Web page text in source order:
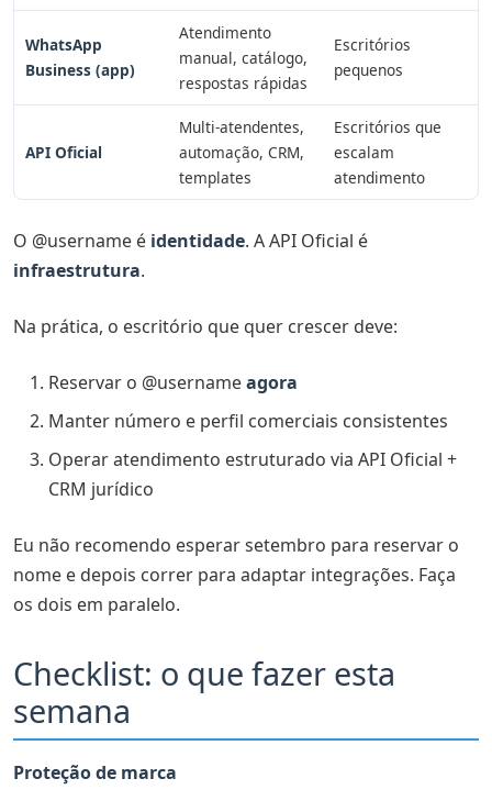
WhatsApp
Business (app)
Atendimento
manual, catálogo,
respostas rápidas
Escritórios
pequenos
API Oficial
Multi-atendentes,
automação, CRM,
templates
Escritórios que
escalam
atendimento
O @username é identidade. A API Oficial é
infraestrutura.
Na prática, o escritório que quer crescer deve:
Reservar o @usernameagora
Manter número e perfil comerciais consistentes
Operar atendimento estruturado via API Oficial +
CRM jurídico
Eu não recomendo esperar setembro para reservar o
nome e depois correr para adaptar integrações. Faça
os dois em paralelo.
Checklist: o que fazer esta
semana
Proteção de marca